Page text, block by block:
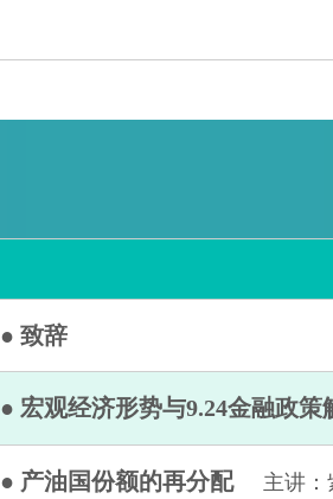
● 致辞
● 宏观经济形势与9.24金融政策
● 产油国份额的再分配 主讲